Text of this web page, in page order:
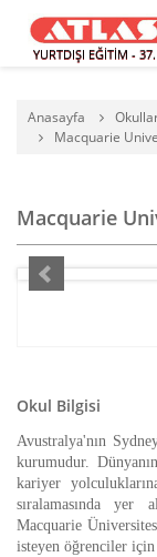
YURTDIŞI EĞİTİM -
Anasayfa
Macquarie
Macquarie
Okul Bilgisi
Avustralya'nın
kurumudur.
kariyer
sıralamasında yer
Macquarie
isteyen öğrenciler